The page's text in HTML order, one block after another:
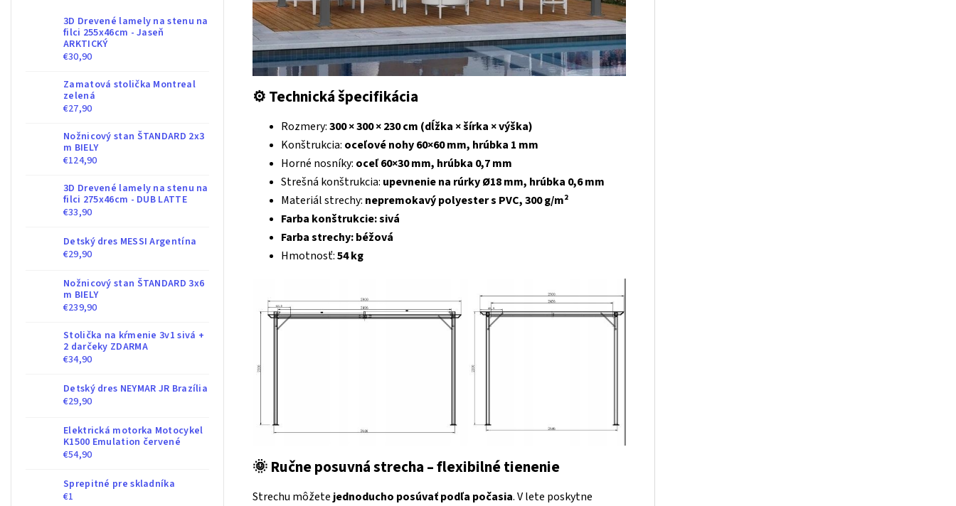
3D Drevené lamely na stenu na
filci 255x46cm - Jaseň
ARKTICKÝ
€30,90
Zamatová stolička Montreal
zelená
€27,90
Nožnicový stan ŠTANDARD 2x3
m BIELY
€124,90
3D Drevené lamely na stenu na
filci 275x46cm - DUB LATTE
€33,90
Detský dres MESSI Argentína
€29,90
Nožnicový stan ŠTANDARD 3x6
m BIELY
€239,90
Stolička na kŕmenie 3v1 sivá +
2 darčeky ZDARMA
€34,90
Detský dres NEYMAR JR Brazília
€29,90
Elektrická motorka Motocykel
K1500 Emulation červené
€54,90
Sprepitné pre skladníka
€1
⚙️ Technická špecifikácia
Rozmery:300 × 300 × 230 cm (dĺžka × šírka × výška)
Konštrukcia: oceľové nohy 60×60 mm, hrúbka 1 mm
Horné nosníky: oceľ 60×30 mm, hrúbka 0,7 mm
Strešná konštrukcia: upevnenie na rúrky Ø18 mm, hrúbka 0,6 mm
Materiál strechy: nepremokavý polyester s PVC, 300 g/m²
Farba konštrukcie: sivá
Farba strechy: béžová
Hmotnosť:54 kg
🌞 Ručne posuvná strecha – flexibilné tienenie
Strechu môžete jednoducho posúvať podľa počasia. V lete poskytne